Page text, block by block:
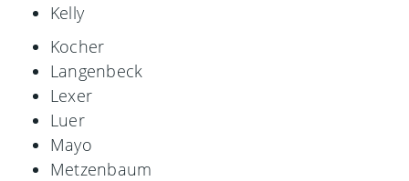
Kelly
Kocher
Langenbeck
Lexer
Luer
Mayo
Metzenbaum